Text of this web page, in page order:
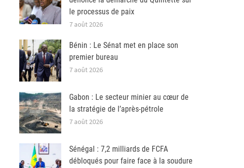
le processus de paix
7 août 2026
Bénin : Le Sénat met en place son
premier bureau
7 août 2026
Gabon : Le secteur minier au cœur de
la stratégie de l’après-pétrole
7 août 2026
Sénégal : 7,2 milliards de FCFA
débloqués pour faire face à la soudure